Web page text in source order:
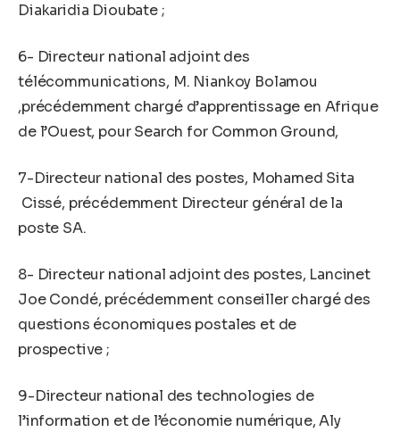
Diakaridia Dioubate ;
6- Directeur national adjoint des
télécommunications, M. Niankoy Bolamou
,précédemment chargé d’apprentissage en Afrique
de l’Ouest, pour Search for Common Ground,
7-Directeur national des postes, Mohamed Sita
Cissé, précédemment Directeur général de la
poste SA.
8- Directeur national adjoint des postes, Lancinet
Joe Condé, précédemment conseiller chargé des
questions économiques postales et de
prospective ;
9-Directeur national des technologies de
l’information et de l’économie numérique, Aly